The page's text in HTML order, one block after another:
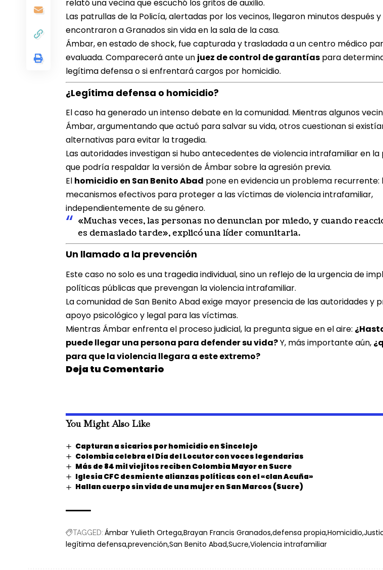
relató una vecina que escuchó los gritos de auxilio.
Las patrullas de la Policía, alertadas por los vecinos, llegaron minutos después y
encontraron a Granados sin vida en la sala de la casa.
Ámbar, en estado de shock, fue capturada y trasladada a un centro médico
evaluada. Comparecerá ante un juez de control de garantías para
legítima defensa o si enfrentará cargos por homicidio.
¿Legítima defensa o homicidio?
El caso ha generado un intenso debate en la comunidad. Mientras algunos
Ámbar, argumentando que actuó para salvar su vida, otros cuestionan si
alternativas para evitar la tragedia.
Las autoridades investigan si hubo antecedentes de violencia intrafamiliar en la
que podría respaldar la versión de Ámbar sobre la agresión previa.
El homicidio en San Benito Abad pone en evidencia un problema recurrente:
mecanismos efectivos para proteger a las víctimas de violencia intrafamiliar,
independientemente de su género.
«Muchas veces, las personas no denuncian por miedo, y cuando
es demasiado tarde», explicó una líder comunitaria.
Un llamado a la prevención
Este caso no solo es una tragedia individual, sino un reflejo de la urgencia de
políticas públicas que prevengan la violencia intrafamiliar.
La comunidad de San Benito Abad exige mayor presencia de las autoridades y
apoyo psicológico y legal para las víctimas.
Mientras Ámbar enfrenta el proceso judicial, la pregunta sigue en el aire:
puede llegar una persona para defender su vida?Y, más importante aún,
para que la violencia llegara a este extremo?
Deja tu Comentario
You Might Also Like
Capturan a sicarios por homicidio en Sincelejo
Colombia celebra el Día del Locutor con voces legendarias
Más de 84 mil viejitos reciben Colombia Mayor en Sucre
Iglesia CFC desmiente alianzas políticas con el «clan Acuña»
Hallan cuerpo sin vida de una mujer en San Marcos (Sucre)
TAGGED: Ámbar Yulieth Ortega Brayan Francis Granados defensa propia Homicidio
legítima defensa prevención San Benito Abad Sucre Violencia intrafamiliar